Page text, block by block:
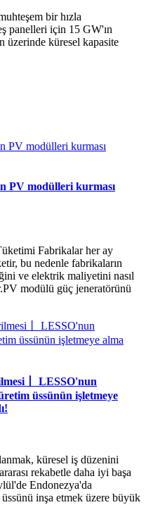
bir hızla
panelleri için 15 GW'ın
üzerinde küresel kapasite
PV modülleri kurması
Fabrikalar her ay
bu nedenle fabrikaların
ve elektrik maliyetini nasıl
modülü güç jeneratörünü
丨 LESSO'nun
üssünün işletmeye
küresel iş düzenini
rekabetle daha iyi başa
Endonezya'da
inşa etmek üzere büyük